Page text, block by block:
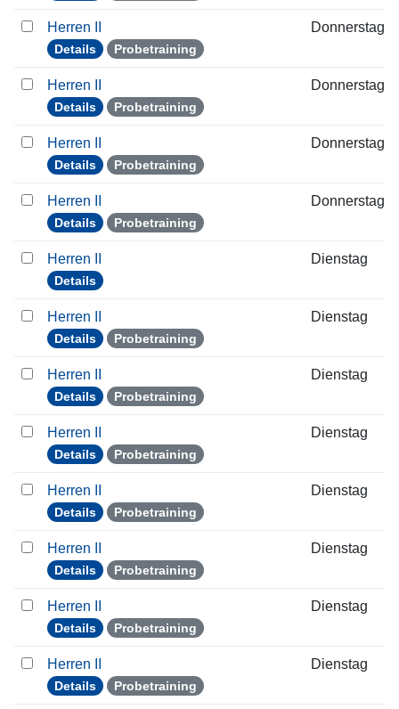
Herren II
Details Probetraining
Donnerstag
Herren II
Details Probetraining
Donnerstag
Herren II
Details Probetraining
Donnerstag
Herren II
Details Probetraining
Donnerstag
Herren II
Details
Dienstag
Herren II
Details Probetraining
Dienstag
Herren II
Details Probetraining
Dienstag
Herren II
Details Probetraining
Dienstag
Herren II
Details Probetraining
Dienstag
Herren II
Details Probetraining
Dienstag
Herren II
Details Probetraining
Dienstag
Herren II
Details Probetraining
Dienstag